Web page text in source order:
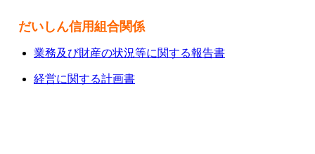
だいしん信用組合関係
業務及び財産の状況等に関する報告書
経営に関する計画書